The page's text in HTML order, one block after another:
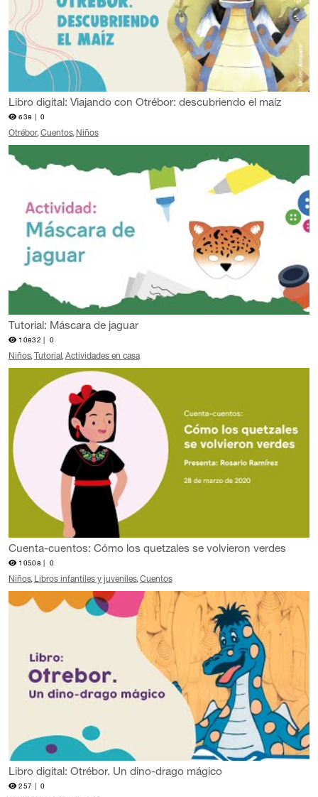
Libro digital: Viajando con Otrébor: descubriendo el maíz
638 | 0
Otrébor Cuentos Niños
Tutorial: Máscara de jaguar
10832 | 0
Niños Tutorial Actividades en casa
Cuenta-cuentos: Cómo los quetzales se volvieron verdes
10508 | 0
Niños Libros infantiles y juveniles Cuentos
Libro digital: Otrébor. Un dino-drago mágico
257 | 0